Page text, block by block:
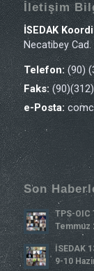
İletişim
İSEDAK
Necatibey
Telefon:(90)
Faks:
e-Posta:
Son
TPS-OIC
Temmuz
İSEDAK
9-10